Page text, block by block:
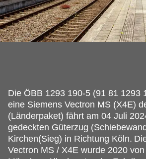
Die ÖBB 1293 190-5 (91 81 1293
eine Siemens Vectron MS (X4E)
(Länderpaket) fährt am 04 Juli
gedeckten Güterzug
Kirchen(Sieg) in Richtung Köln.
Vectron MS / X4E wurde 2020